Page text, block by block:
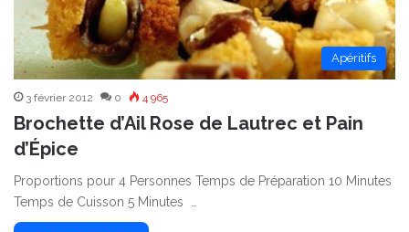
Apéritifs
3 février 2012 0 4 965
Brochette d’Ail Rose de Lautrec et Pain
d’Épice
Proportions pour 4 Personnes Temps de Préparation 10 Minutes
Temps de Cuisson 5 Minutes …